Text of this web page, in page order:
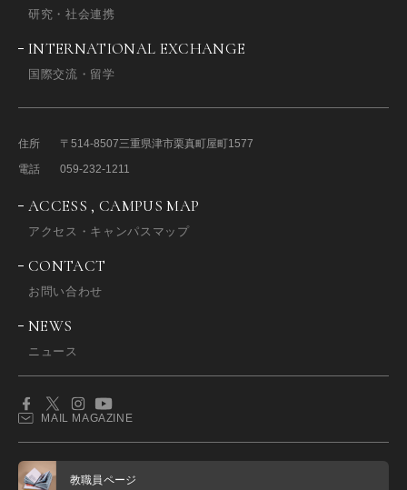
研究・社会連携
INTERNATIONAL EXCHANGE
国際交流・留学
住所 〒514-8507三重県津市栗真町屋町1577
電話
059-232-1211
ACCESS , CAMPUS MAP
アクセス・キャンパスマップ
CONTACT
お問い合わせ
NEWS
ニュース
MAIL MAGAZINE
教職員ページ